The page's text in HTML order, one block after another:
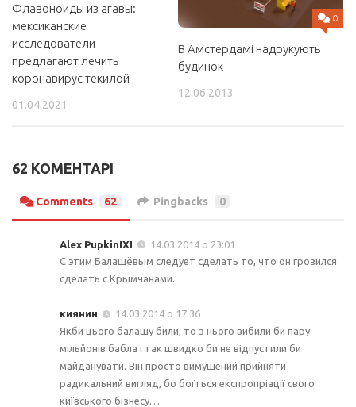
Флавоноиды из агавы:
мексиканские
исследователи
предлагают лечить
коронавирус текилой
01.04.2021
0
В Амстердамі надрукують
будинок
12.06.2013
62 КОМЕНТАРІ
Comments 62 Pingbacks 0
Alex PupkinIXI
14.03.2014 о 23:01
С этим Балашёвым следует сделать то, что он грозился
сделать с Крымчанами.
киянин
14.03.2014 о 17:36
Якби цього балашу били, то з нього вибили би пару
мільйонів бабла і так швидко би не відпустили би
майданувати. Він просто вимушений прийняти
радикальний вигляд, бо боїться експропріації свого
київського бізнесу…